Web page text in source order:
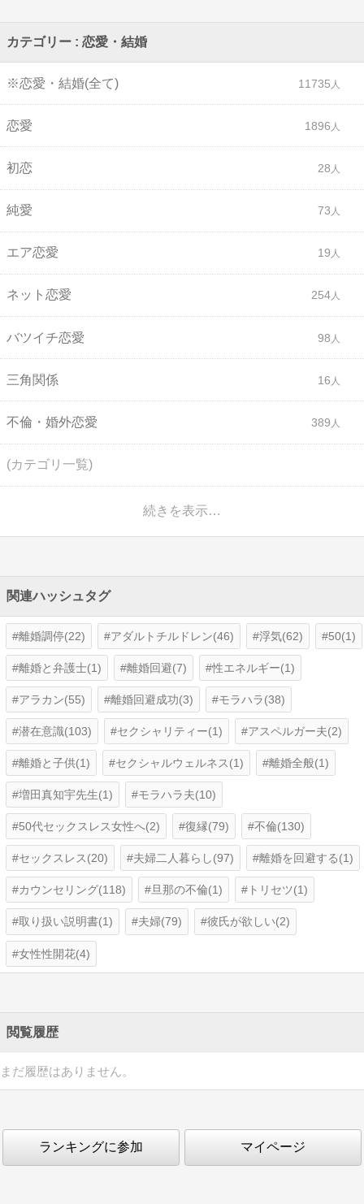
カテゴリー : 恋愛・結婚
※恋愛・結婚(全て) 11735
恋愛 1896
初恋 28
純愛 73
エア恋愛 19
ネット恋愛 254
バツイチ恋愛 98
三角関係 16
不倫・婚外恋愛 389
(カテゴリ一覧)
続きを表示…
関連ハッシュタグ
離婚調停(22) アダルトチルドレン(46) 浮気(62) 50(1)
離婚と弁護士(1) 離婚回避(7) 性エネルギー(1)
アラカン(55) 離婚回避成功(3) モラハラ(38)
潜在意識(103) セクシャリティー(1) アスペルガー夫(2)
離婚と子供(1) セクシャルウェルネス(1) 離婚全般(1)
増田真知宇先生(1) モラハラ夫(10)
50代セックスレス女性へ(2) 復縁(79) 不倫(130)
セックスレス(20) 夫婦二人暮らし(97) 離婚を回避する(1)
カウンセリング(118) 旦那の不倫(1) トリセツ(1)
取り扱い説明書(1) 夫婦(79) 彼氏が欲しい(2)
女性性開花(4)
閲覧履歴
まだ履歴はありません。
ランキングに参加 マイページ